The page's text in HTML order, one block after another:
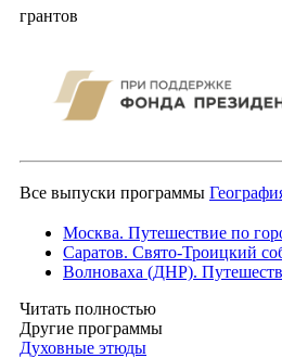
грантов
Все выпуски программы
Москва. Путешествие по
Саратов. Свято-Троицкий
Волноваха (ДНР).
Читать полностью
Другие программы
Духовные этюды